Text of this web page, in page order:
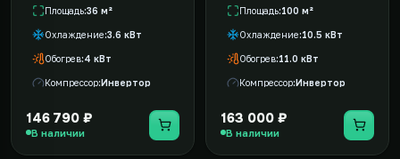
Площадь 36 м²
Охлаждение 3.6 кВт
Обогрев 4 кВт
Компрессор Инвертор
146 790 ₽
В наличии
Площадь 100 м²
Охлаждение 10.5 кВт
Обогрев 11.0 кВт
Компрессор Инвертор
163 000 ₽
В наличии